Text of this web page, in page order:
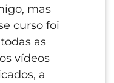
mas
curso foi
as
vídeos
a